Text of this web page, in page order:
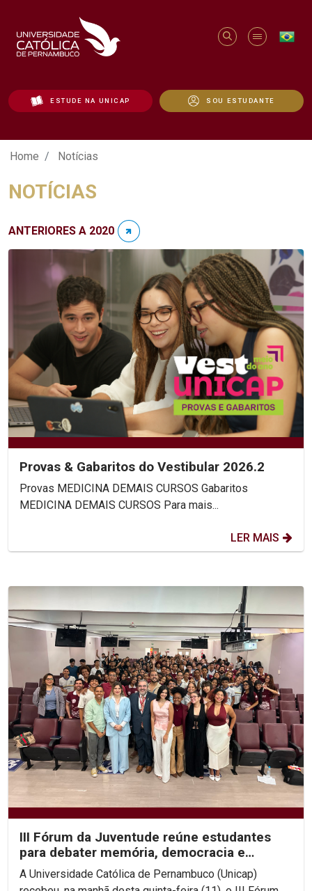
ESTUDE NA UNICAP SOU ESTUDANTE
Notícias - Unicap
Home Notícias
NOTÍCIAS
ANTERIORES A 2020
Provas & Gabaritos do Vestibular 2026.2
Provas MEDICINA DEMAIS CURSOS Gabaritos
MEDICINA DEMAIS CURSOS Para mais...
LER MAIS
III Fórum da Juventude reúne estudantes
para debater memória, democracia e
direitos humanos na...
A Universidade Católica de Pernambuco (Unicap)